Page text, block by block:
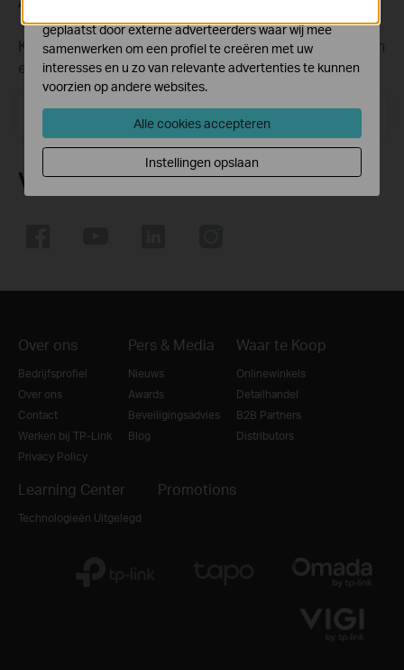
Krijg updates over nieuwe producten, samenwerkingen
en ander interessant nieuws
Email Address Meld je aan
Volg Ons
Over ons
Bedrijfsprofiel
Over ons
Contact
Werken bij TP-Link
Privacy Policy
Pers & Media
Nieuws
Awards
Beveiligingsadvies
Blog
Waar te Koop
Onlinewinkels
Detailhandel
B2B Partners
Distributors
Learning Center
Technologieën Uitgelegd
Promotions
geplaatst door externe adverteerders waar wij mee
samenwerken om een profiel te creëren met uw
interesses en u zo van relevante advertenties te kunnen
voorzien op andere websites.
Alle cookies accepteren
Instellingen opslaan